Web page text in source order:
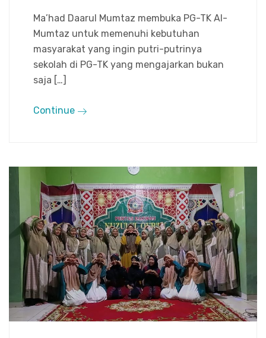
Ma’had Daarul Mumtaz membuka PG-TK Al-
Mumtaz untuk memenuhi kebutuhan
masyarakat yang ingin putri-putrinya
sekolah di PG-TK yang mengajarkan bukan
saja […]
Continue